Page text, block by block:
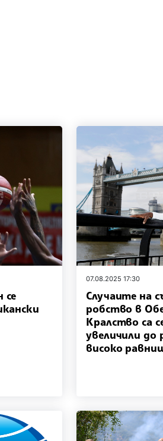
се
07.08.2025 17:30
Случаите на
робство в
Кралство са
увеличили до
високо